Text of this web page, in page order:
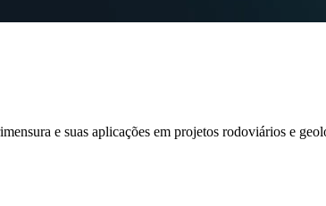
e suas aplicações em projetos rodoviários e